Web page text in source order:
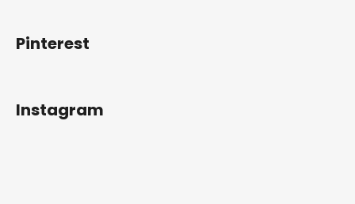
Pinterest
Instagram